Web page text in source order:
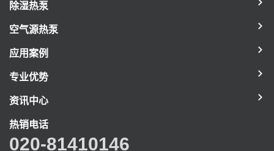
除湿热泵
空气源热泵
应用案例
专业优势
资讯中心
热销电话
020-81410146